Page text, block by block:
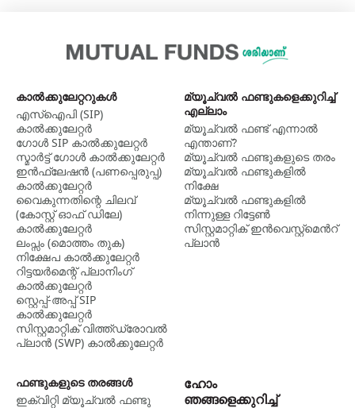
കാല്‍ക്കുലേറ്ററുകള്‍
എസ്ഐപി (SIP)
കാൽക്കുലേറ്റർ
ഗോൾ SIP കാൽക്കുലേറ്റർ
സ്മാർട്ട് ഗോൾ കാൽക്കുലേറ്റർ
ഇൻഫ്ലേഷൻ (പണപ്പെരുപ്പ)
കാൽക്കുലേറ്റർ
വൈകുന്നതിന്റെ ചിലവ്
(കോസ്റ്റ് ഓഫ് ഡിലേ)
കാൽക്കുലേറ്റർ
ലംപ്സം (മൊത്തം തുക)
നിക്ഷേപ കാൽക്കുലേറ്റർ
റിട്ടയർമെന്റ് പ്ലാനിംഗ്
കാൽക്കുലേറ്റർ
സ്റ്റെപ്പ്-അപ്പ് SIP
കാൽക്കുലേറ്റർ
സിസ്റ്റമാറ്റിക് വിത്ത്ഡ്രോവൽ
പ്ലാൻ (SWP) കാൽക്കുലേറ്റർ
മ്യൂച്വൽ ഫണ്ടുകളെക്കുറിച്ച്
എല്ലാം
മ്യൂച്വല്‍ ഫണ്ട് എന്നാല്‍
എന്താണ്?
മ്യൂച്വൽ ഫണ്ടുകളുടെ തരം
മ്യൂച്വൽ ഫണ്ടുകളിൽ
നിക്ഷേ
മ്യൂച്വൽ ഫണ്ടുകളില്‍
നിന്നുള്ള റിട്ടേൺ
സിസ്റ്റമാറ്റിക് ഇന്‍വെസ്റ്റ്‌മെന്‍റ്
പ്ലാന്‍
ഫണ്ടുകളുടെ തരങ്ങൾ
ഇക്വിറ്റി മ്യൂച്വൽ ഫണ്ടു
ഹോം
ഞങ്ങളെക്കുറിച്ച്